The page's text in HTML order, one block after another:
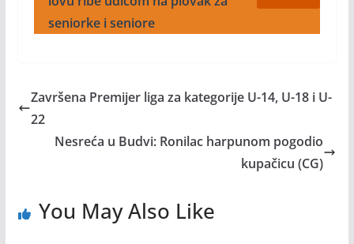
seniorke i seniore
Završena Premijer liga za kategorije U-14, U-18 i U-
22
Nesreća u Budvi: Ronilac harpunom pogodio
kupačicu (CG)
You May Also Like